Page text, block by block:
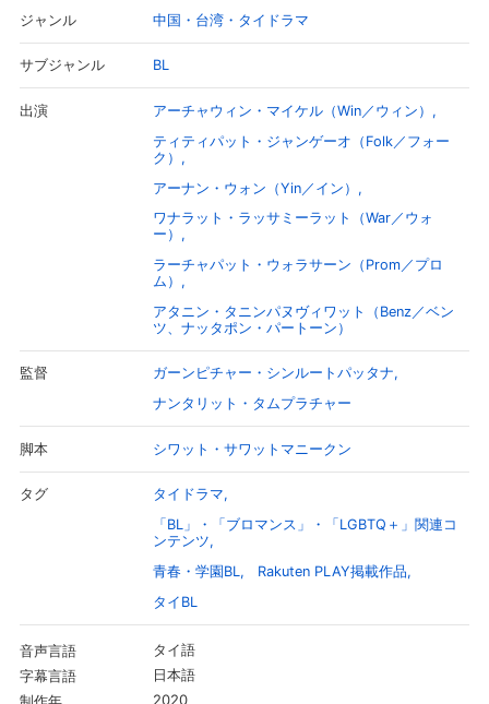
可能です。
ログアウト
ジャンル 中国・台湾・タイドラマ
サブジャンル BL
出演
アーチャウィン・マイケル（Win／ウィン）
ティティパット・ジャンゲーオ（Folk／フォー
ク）
アーナン・ウォン（Yin／イン）
ワナラット・ラッサミーラット（War／ウォ
ー）
ラーチャパット・ウォラサーン（Prom／プロ
ム）
アタニン・タニンパヌヴィワット（Benz／ベン
ツ、ナッタポン・パートーン）
監督
ガーンピチャー・シンルートパッタナ
ナンタリット・タムプラチャー
脚本 シワット・サワットマニークン
タグ
タイドラマ
「BL」・「ブロマンス」・「LGBTQ＋」関連コ
ンテンツ
青春・学園BL
Rakuten PLAY掲載作品
タイBL
音声言語 タイ語
字幕言語 日本語
2020